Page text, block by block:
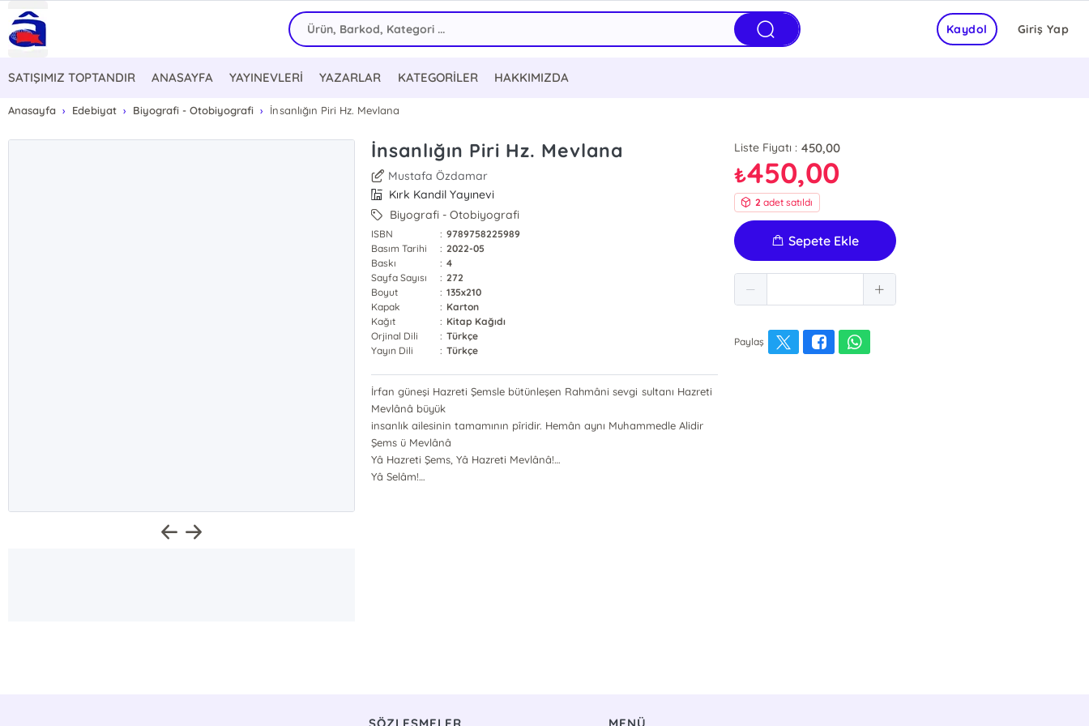
Giriş Yap
Kaydol
SATIŞIMIZ TOPTANDIR ANASAYFA YAYINEVLERİ YAZARLAR KATEGORİLER HAKKIMIZDA
Anasayfa Edebiyat Biyografi - Otobiyografi İnsanlığın Piri Hz. Mevlana
İnsanlığın Piri Hz. Mevlana
Mustafa Özdamar
Kırk Kandil Yayınevi
Biyografi - Otobiyografi
ISBN : 9789758225989
Basım Tarihi
: 2022-05
Baskı
: 4
Sayfa Sayısı
: 272
Boyut
: 135x210
Kapak
: Karton
Kağıt
: Kitap Kağıdı
Orjinal Dili
: Türkçe
Yayın Dili
: Türkçe
İrfan güneşi Hazreti Şemsle bütünleşen Rahmâni sevgi sultanı Hazreti
Mevlânâ büyük
insanlık ailesinin tamamının pîridir. Hemân aynı Muhammedle Alidir
Şems ü Mevlânâ
Yâ Hazreti Şems, Yâ Hazreti Mevlânâ!…
Yâ Selâm!…
Liste Fiyatı : 450,00
₺450,00
2 adet satıldı
Sepete Ekle
Paylaş